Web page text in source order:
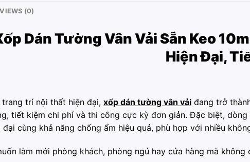
(0)
Dán Tường Vân Vải Sẵn Keo
Hiện Đại,
trí nội thất hiện đại, xốp dán tường vân vải đang trở
tiết kiệm chi phí và thi công cực kỳ đơn giản. Đặc biệt, dòng
đại cùng khả năng chống ẩm hiệu quả, phù hợp với nhiều
làm mới phòng khách, phòng ngủ hay cửa hàng mà